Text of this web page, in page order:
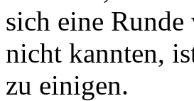
sich eine
nicht kannten,
zu einigen.